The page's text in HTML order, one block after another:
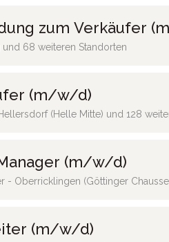
zum Verkäufer
und 68 weiteren Standorten
(m/w/d)
(Helle Mitte) und 128
(m/w/d)
- Oberricklingen (Göttinger
(m/w/d)